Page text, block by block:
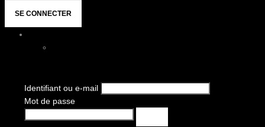
SE CONNECTER
Identifiant ou e-mail
Mot de passe